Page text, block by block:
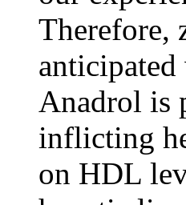
Therefore,
Anadrol is
inflicting
on HDL